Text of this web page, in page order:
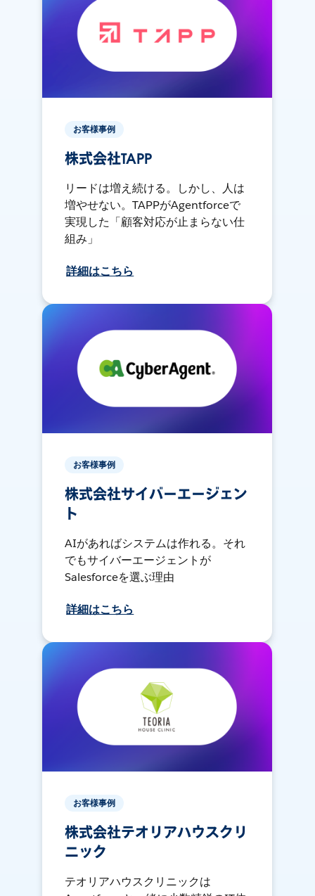
お客様事例
株式会社TAPP
リードは増え続ける。しかし、人は
増やせない。TAPPがAgentforceで
実現した「顧客対応が止まらない仕
組み」
詳細はこちら
お客様事例
株式会社サイバーエージェン
ト
AIがあればシステムは作れる。それ
でもサイバーエージェントが
Salesforceを選ぶ理由
詳細はこちら
お客様事例
株式会社テオリアハウスクリ
ニック
テオリアハウスクリニックは